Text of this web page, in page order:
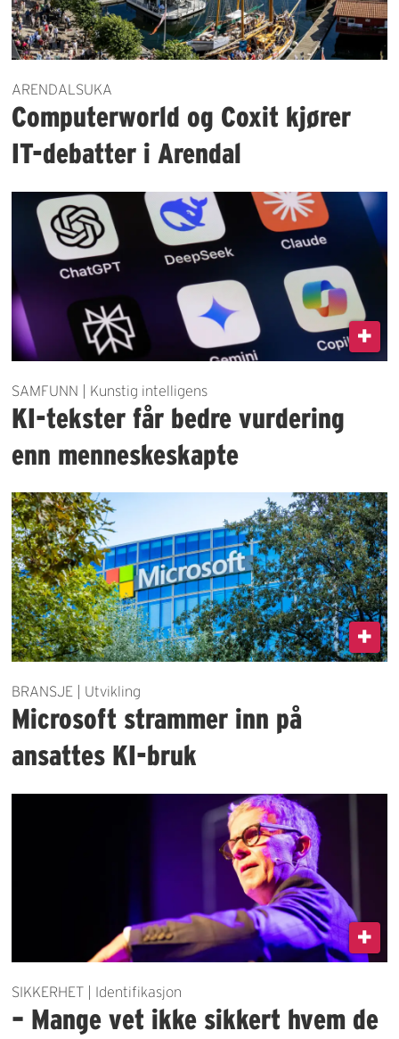
ARENDALSUKA
Computerworld og Coxit kjører
IT-debatter i Arendal
SAMFUNN | Kunstig intelligens
KI-tekster får bedre vurdering
enn menneskeskapte
BRANSJE | Utvikling
Microsoft strammer inn på
ansattes KI-bruk
SIKKERHET | Identifikasjon
– Mange vet ikke sikkert hvem de